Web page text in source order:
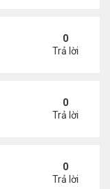
sử dụng bí ẩn
0
Trả lời
0
Trả lời
sinh nam nặng
0
Trả lời